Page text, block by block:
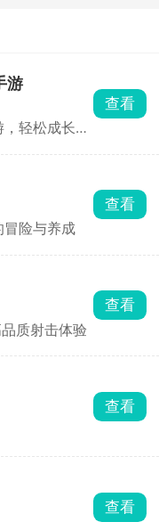
游
轻松成长体
查看
冒险与养成
查看
质射击体验
查看
查看
查看